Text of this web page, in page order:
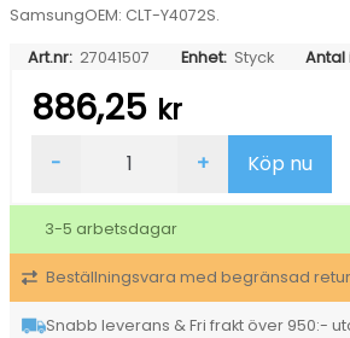
SamsungOEM: CLT-Y4072S.
Art.nr: 27041507 Enhet: Styck Antal
886,25 kr
Samsung
CLT-
Y4072S
gul
mängd
- + Köp nu
3-5 arbetsdagar
Beställningsvara med begränsad
Snabb leverans & Fri frakt över 950:-